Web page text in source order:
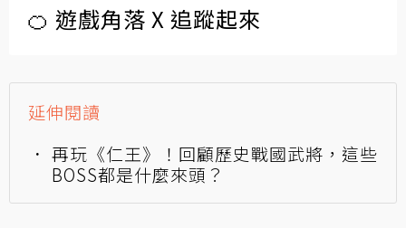
🍊 遊戲角落 X 追蹤起來
延伸閱讀
再玩《仁王》！回顧歷史戰國武將，這些
BOSS都是什麼來頭？